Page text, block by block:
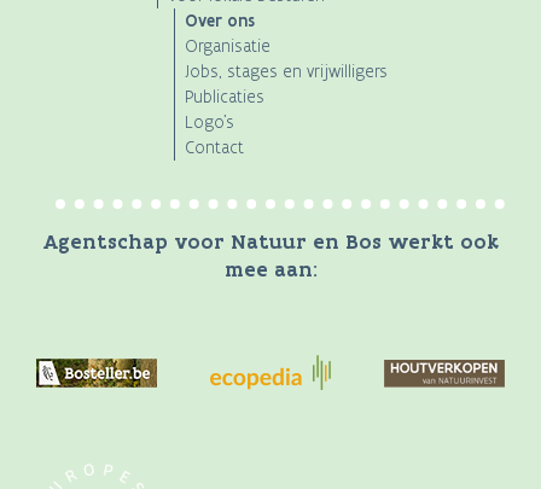
Over ons
Organisatie
Jobs, stages en vrijwilligers
Publicaties
Logo's
Contact
Agentschap voor Natuur en Bos werkt ook
mee aan: